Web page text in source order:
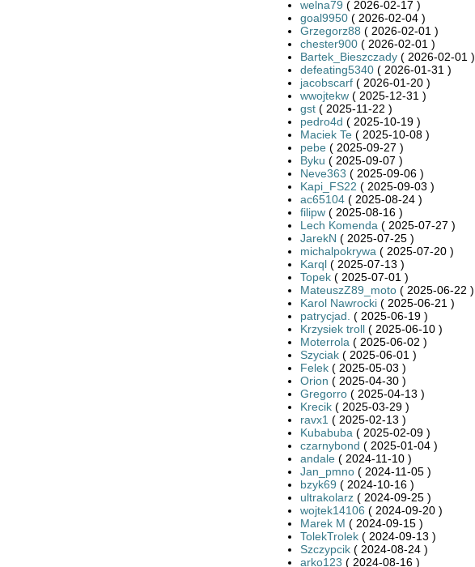
welna79 ( 2026-02-17 )
goal9950( 2026-02-04 )
Grzegorz88 ( 2026-02-01 )
chester900( 2026-02-01 )
Bartek_Bieszczady( 2026-02-01 )
defeating5340( 2026-01-31 )
jacobscarf( 2026-01-20 )
wwojtekw( 2025-12-31 )
gst( 2025-11-22 )
pedro4d ( 2025-10-19 )
Maciek Te( 2025-10-08 )
pebe( 2025-09-27 )
Byku ( 2025-09-07 )
Neve363 ( 2025-09-06 )
Kapi_FS22 ( 2025-09-03 )
ac65104( 2025-08-24 )
filipw( 2025-08-16 )
Lech Komenda ( 2025-07-27 )
JarekN ( 2025-07-25 )
michalpokrywa ( 2025-07-20 )
Karql( 2025-07-13 )
Topek( 2025-07-01 )
MateuszZ89_moto( 2025-06-22 )
Karol Nawrocki( 2025-06-21 )
patrycjad. ( 2025-06-19 )
Krzysiek troll( 2025-06-10 )
Moterrola ( 2025-06-02 )
Szyciak( 2025-06-01 )
Felek( 2025-05-03 )
Orion ( 2025-04-30 )
Gregorro( 2025-04-13 )
Krecik( 2025-03-29 )
ravx1 ( 2025-02-13 )
Kubabuba ( 2025-02-09 )
czarnybond ( 2025-01-04 )
andale( 2024-11-10 )
Jan_pmno( 2024-11-05 )
bzyk69 ( 2024-10-16 )
ultrakolarz( 2024-09-25 )
wojtek14106 ( 2024-09-20 )
Marek M ( 2024-09-15 )
TolekTrolek( 2024-09-13 )
Szczypcik ( 2024-08-24 )
arko123 ( 2024-08-16 )